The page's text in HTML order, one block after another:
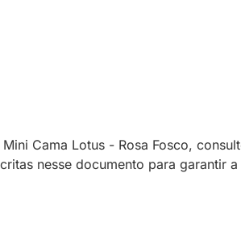
Cama Lotus - Rosa Fosco,
nesse documento para garantir